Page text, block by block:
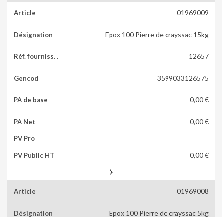
01969009
Epox 100 Pierre de crayssac 15kg
12657
3599033126575
0,00 €
0,00 €
0,00 €

01969008
Epox 100 Pierre de crayssac 5kg